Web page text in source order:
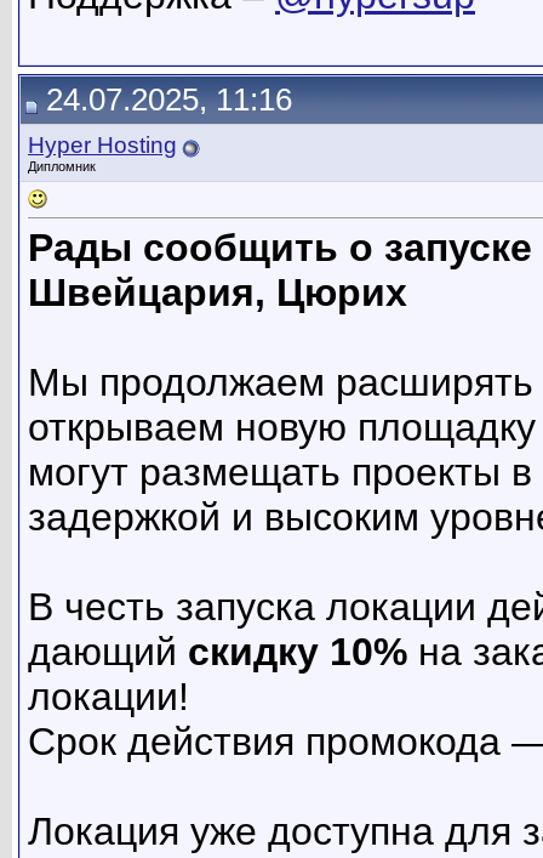
24.07.2025, 11:16
Hyper Hosting
Дипломник
Рады сообщить о
Швейцария, Цюрих
Мы продолжаем расширять
открываем новую
могут размещать проекты
задержкой и высоким
В честь запуска локации
дающий скидку 10% на
локации!
Срок действия промокода
Локация уже доступна для